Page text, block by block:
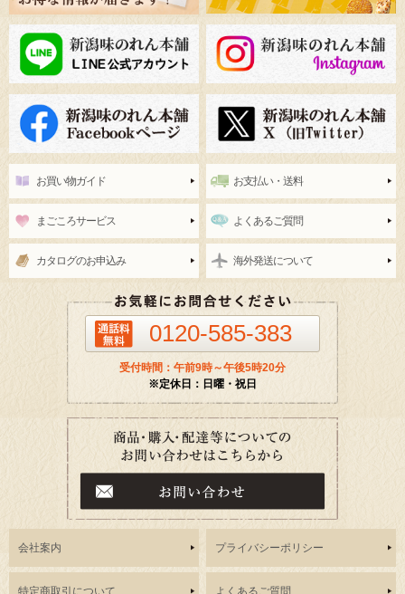
お買い物ガイド お支払い・送料
まごころサービス よくあるご質問
カタログのお申込み 海外発送について
0120-585-383
受付時間：午前9時～午後5時20分
※定休日：日曜・祝日
会社案内 プライバシーポリシー